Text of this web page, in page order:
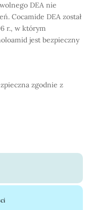
DEA nie
Cocamide DEA został
r., w którym
jest bezpieczny
zgodnie z